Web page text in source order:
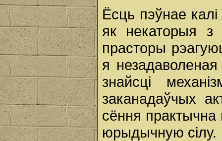
Ёсць пэўнае
як некаторыя з
прасторы
я
знайсці
заканадаўчых
сёння практычна
юрыдычную сілу.